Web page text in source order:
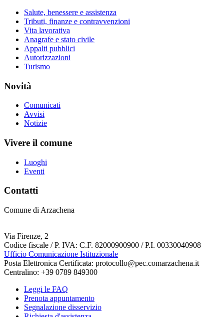
Salute, benessere e assistenza
Tributi, finanze e contravvenzioni
Vita lavorativa
Anagrafe e stato civile
Appalti pubblici
Autorizzazioni
Turismo
Novità
Comunicati
Avvisi
Notizie
Vivere il comune
Luoghi
Eventi
Contatti
Comune di Arzachena
Via Firenze, 2
Codice fiscale / P. IVA: C.F. 82000900900 / P.I. 00330040908
Ufficio Comunicazione Istituzionale
Posta Elettronica Certificata: protocollo@pec.comarzachena.it
Centralino: +39 0789 849300
Leggi le FAQ
Prenota appuntamento
Segnalazione disservizio